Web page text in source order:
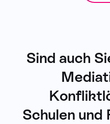
Sind auch
Schulen und